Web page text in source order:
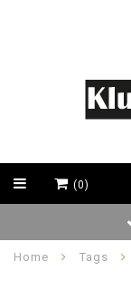
(0)
Home Tags